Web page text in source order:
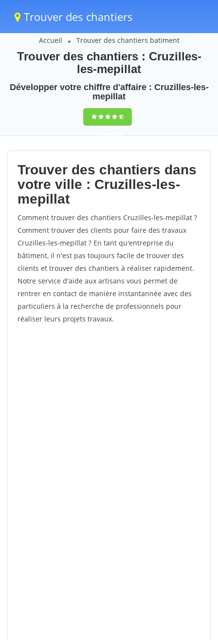
Trouver des chantiers
Accueil Trouver des chantiers batiment
Trouver des chantiers : Cruzilles-
les-mepillat
Développer votre chiffre d'affaire : Cruzilles-les-
mepillat
9,5(100%)55
votes
Trouver des chantiers dans
votre ville : Cruzilles-les-
mepillat
Comment trouver des chantiers Cruzilles-les-mepillat ?
Comment trouver des clients pour faire des travaux
Cruzilles-les-mepillat ? En tant qu'entreprise du
bâtiment, il n'est pas toujours facile de trouver des
clients et trouver des chantiers à réaliser rapidement.
Notre service d'aide aux artisans vous permet de
rentrer en contact de manière instantannée avec des
particuliers à la recherche de professionnels pour
réaliser leurs projets travaux.